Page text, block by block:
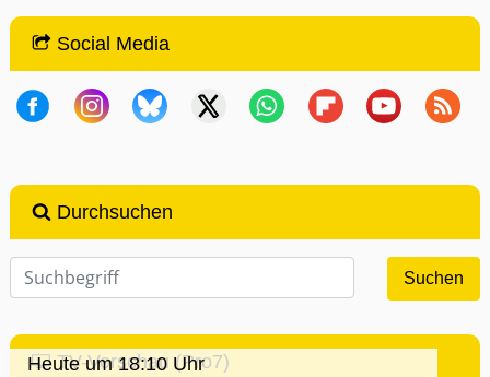
Social Media
Durchsuchen
TV-Vorschau (Pro7)
Heute um 18:10 Uhr